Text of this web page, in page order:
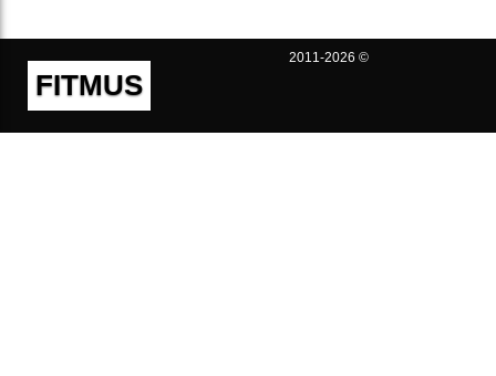
FITMUS
2011-2026 ©